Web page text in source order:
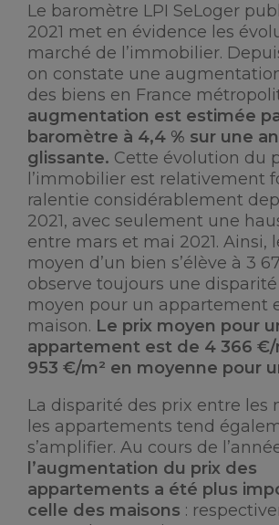
Le baromètre LPI SeLoger
2021 met en évidence les
marché de l’immobilier.
on constate une
des biens en France
augmentation est estimée
baromètre à 4,4 % sur une
glissante. Cette évolution du
l’immobilier est relativement
ralentie considérablement
2021, avec seulement une
entre mars et mai 2021. Ainsi,
moyen d’un bien s’élève à 3
observe toujours une
moyen pour un appartement
maison. Le prix moyen pour
appartement est de 4 366 €/
953 €/m² en moyenne pour
La disparité des prix entre les
les appartements tend
s’amplifier. Au cours de
l’augmentation du prix des
appartements a été plus
celle des maisons :